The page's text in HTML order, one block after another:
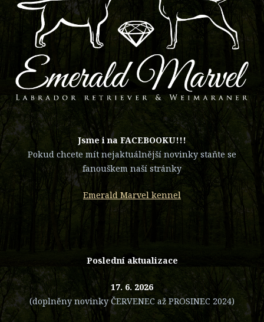
​Jsme i na FACEBOOKU!!!
Pokud chcete mít nejaktuálnější novinky staňte se
fanouškem naší stránky
Emerald Marvel kennel
Poslední aktualizace
17. 6. 2026
(doplněny novinky ČERVENEC až PROSINEC 2024)